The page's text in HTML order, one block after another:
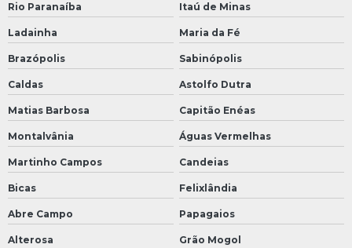
Rio Paranaíba Itaú de Minas
Ladainha Maria da Fé
Brazópolis Sabinópolis
Caldas Astolfo Dutra
Matias Barbosa Capitão Enéas
Montalvânia Águas Vermelhas
Martinho Campos Candeias
Bicas Felixlândia
Abre Campo Papagaios
Alterosa Grão Mogol